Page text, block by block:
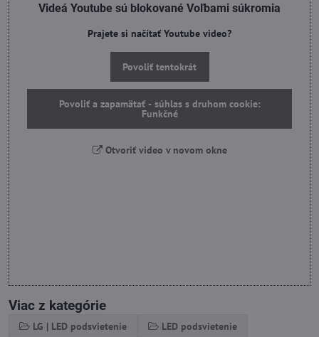
Videá Youtube sú blokované Voľbami súkromia
Prajete si načítať Youtube video?
Povoliť tentokrát
Povoliť a zapamätať - súhlas s druhom cookie:
Funkčné
Otvoriť video v novom okne
Viac z kategórie
LG | LED podsvietenie LED podsvietenie